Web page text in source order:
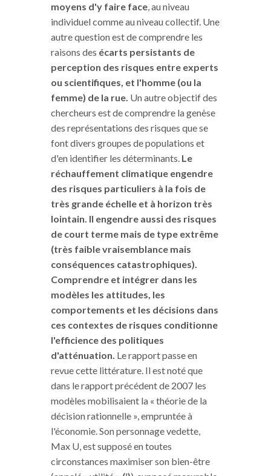
moyens d'y faire face, au niveau
individuel comme au niveau collectif. Une
autre question est de comprendre les
raisons des écarts persistants de
perception des risques entre experts
ou scientifiques, et l'homme (ou la
femme) de la rue. Un autre objectif des
chercheurs est de comprendre la genèse
des représentations des risques que se
font divers groupes de populations et
d'en identifier les déterminants. Le
réchauffement climatique engendre
des risques particuliers à la fois de
très grande échelle et à horizon très
lointain. Il engendre aussi des risques
de court terme mais de type extrême
(très faible vraisemblance mais
conséquences catastrophiques).
Comprendre et intégrer dans les
modèles les attitudes, les
comportements et les décisions dans
ces contextes de risques conditionne
l'efficience des politiques
d'atténuation. Le rapport passe en
revue cette littérature. Il est noté que
dans le rapport précédent de 2007 les
modèles mobilisaient la « théorie de la
décision rationnelle », empruntée à
l'économie. Son personnage vedette,
Max U, est supposé en toutes
circonstances maximiser son bien-être